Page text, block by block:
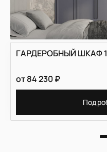
ГАРДЕРОБНЫЙ ШКАФ
от84 230₽